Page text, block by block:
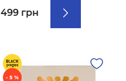
499 грн
- 5 %